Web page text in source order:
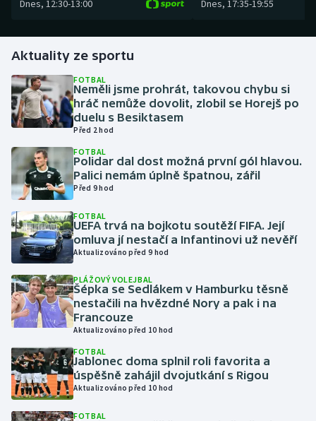
Gymnastika
Házená
Jezdectví
Judo
Krasobruslení
Lezení
Lyže a snowboard
Moderní pětiboj
Motorsport
Olympijské hry
Parasport
Dnes, 12:30-13:00 Dnes, 17:35-19:55
Aktuality ze sportu
FOTBAL
Neměli jsme prohrát, takovou chybu si
hráč nemůže dovolit, zlobil se Horejš po
duelu s Besiktasem
Před 2 hod
FOTBAL
Polidar dal dost možná první gól hlavou.
Palici nemám úplně špatnou, zářil
Před 9 hod
FOTBAL
UEFA trvá na bojkotu soutěží FIFA. Její
omluva jí nestačí a Infantinovi už nevěří
Aktualizováno před 9 hod
PLÁŽOVÝ VOLEJBAL
Šépka se Sedlákem v Hamburku těsně
nestačili na hvězdné Nory a pak i na
Francouze
Aktualizováno před 10 hod
FOTBAL
Jablonec doma splnil roli favorita a
úspěšně zahájil dvojutkání s Rigou
Aktualizováno před 10 hod
FOTBAL